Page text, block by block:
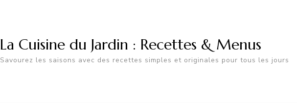
La Cuisine du Jardin : Recettes & Menus
Savourez les saisons avec des recettes simples et originales pour tous les jours